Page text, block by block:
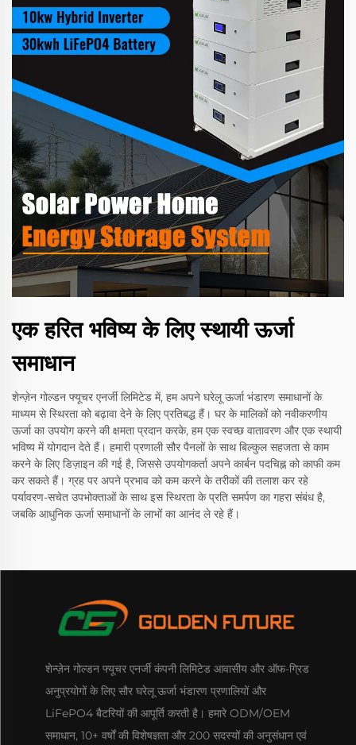
एक हरित भविष्य के लिए स्थायी ऊर्जा
समाधान
शेन्ज़ेन गोल्डन फ्यूचर एनर्जी लिमिटेड में, हम अपने घरेलू ऊर्जा भंडारण समाधानों के
माध्यम से स्थिरता को बढ़ावा देने के लिए प्रतिबद्ध हैं। घर के मालिकों को नवीकरणीय
ऊर्जा का उपयोग करने की क्षमता प्रदान करके, हम एक स्वच्छ वातावरण और एक स्थायी
भविष्य में योगदान देते हैं। हमारी प्रणाली सौर पैनलों के साथ बिल्कुल सहजता से काम
करने के लिए डिज़ाइन की गई है, जिससे उपयोगकर्ता अपने कार्बन पदचिह्न को काफी कम
कर सकते हैं। ग्रह पर अपने प्रभाव को कम करने के तरीकों की तलाश कर रहे
पर्यावरण-सचेत उपभोक्ताओं के साथ इस स्थिरता के प्रति समर्पण का गहरा संबंध है,
जबकि आधुनिक ऊर्जा समाधानों के लाभों का आनंद ले रहे हैं।
शेन्ज़ेन गोल्डन फ्यूचर एनर्जी कंपनी लिमिटेड आवासीय और ऑफ-ग्रिड
अनुप्रयोगों के लिए सौर घरेलू ऊर्जा भंडारण प्रणालियों और
LiFePO4 बैटरियों की आपूर्ति करती है। हमारे ODM/OEM
समाधान, 10+ वर्षों की विशेषज्ञता और 200 सदस्यों की अनुसंधान एवं